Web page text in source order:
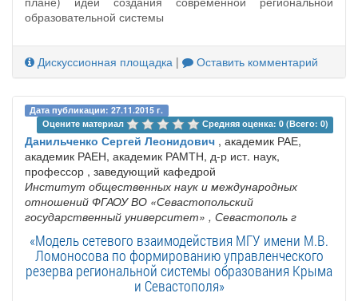
образовательной системы
Дискуссионная площадка | Оставить комментарий
Дата публикации: 27.11.2015 г.
Оцените материал
Средняя оценка: 0 (Всего: 0)
Данильченко Сергей Леонидович , академик РАЕ,
академик РАЕН, академик РАМТН, д-р ист. наук,
профессор , заведующий кафедрой
Институт общественных наук и международных
отношений ФГАОУ ВО «Севастопольский
государственный университет» , Севастополь г
«Модель сетевого взаимодействия МГУ имени М.В.
Ломоносова по формированию управленческого
резерва региональной системы образования Крыма
и Севастополя»